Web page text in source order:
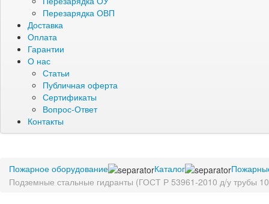
Перезарядка ОВП
Доставка
Оплата
Гарантии
О нас
Статьи
Публичная оферта
Сертификаты
Вопрос-Ответ
Контакты
Пожарное оборудование Каталог
Подземные стальные гидранты (ГОСТ Р 53961-2010 д/у трубы